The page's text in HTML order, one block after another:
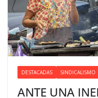
DESTACADAS SINDICALISMO
ANTE UNA